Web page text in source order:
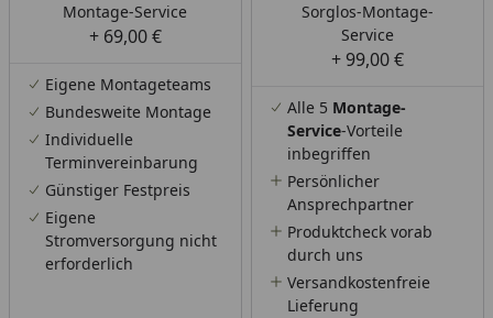
Montage-Service
+ 69,00 €
Eigene Montageteams
Bundesweite Montage
Individuelle
Terminvereinbarung
Günstiger Festpreis
Eigene
Stromversorgung nicht
erforderlich
Sorglos-Montage-
Service
+ 99,00 €
Alle 5 Montage-
Service-Vorteile
inbegriffen
Persönlicher
Ansprechpartner
Produktcheck vorab
durch uns
Versandkostenfreie
Lieferung